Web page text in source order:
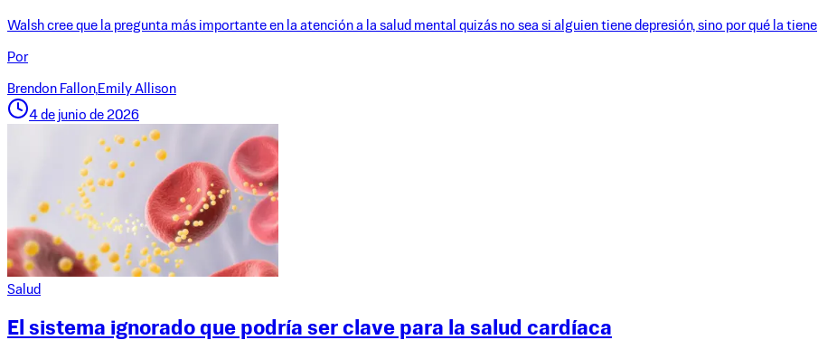
Walsh cree que la pregunta más importante en la atención a la salud mental quizás no sea si alguien tiene depresión, sino por qué la tiene
Por
Brendon Fallon, Emily Allison
4 de junio de 2026
Salud
El sistema ignorado que podría ser clave para la salud cardíaca